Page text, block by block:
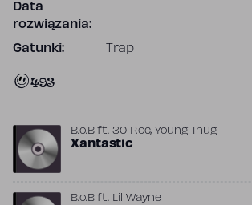
Data
rozwiązania:
Gatunki: Trap
493
B.o.Bft. 30 Roc,Young Thug
Xantastic
B.o.Bft. Lil Wayne